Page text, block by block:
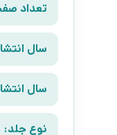
تعداد
سال
سال
نوع جلد: